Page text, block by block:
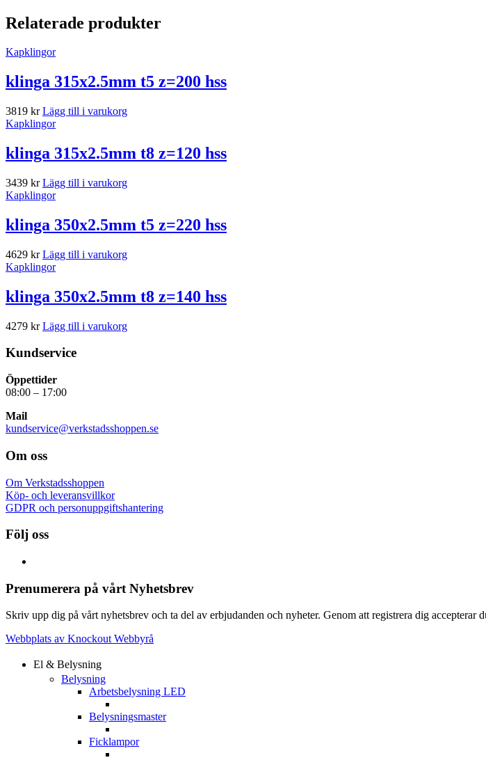
Relaterade produkter
Kapklingor
klinga 315x2.5mm t5 z=200 hss
3819 kr Lägg till i varukorg
Kapklingor
klinga 315x2.5mm t8 z=120 hss
3439 kr Lägg till i varukorg
Kapklingor
klinga 350x2.5mm t5 z=220 hss
4629 kr Lägg till i varukorg
Kapklingor
klinga 350x2.5mm t8 z=140 hss
4279 kr Lägg till i varukorg
Kundservice
Öppettider
08:00 – 17:00
Mail
kundservice@verkstadsshoppen.se
Om oss
Om Verkstadsshoppen
Köp- och leveransvillkor
GDPR och personuppgiftshantering
Följ oss
Prenumerera på vårt Nyhetsbrev
Skriv upp dig på vårt nyhetsbrev och ta del av erbjudanden och nyheter. Genom att registrera dig accepterar
Webbplats av Knockout Webbyrå
El & Belysning
Belysning
Arbetsbelysning LED
Belysningsmaster
Ficklampor